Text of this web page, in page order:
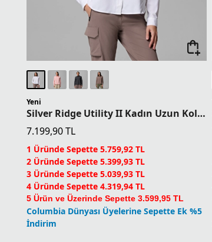
7.199,90
TL
1 Üründe Sepette 5.759,92 TL
2 Üründe Sepette 5.399,93 TL
3 Üründe Sepette 5.039,93 TL
4 Üründe Sepette 4.319,94 TL
5 Ürün ve Üzerinde Sepette 3.599,95 TL
Columbia Dünyası Üyelerine Sepette Ek %5
İndirim